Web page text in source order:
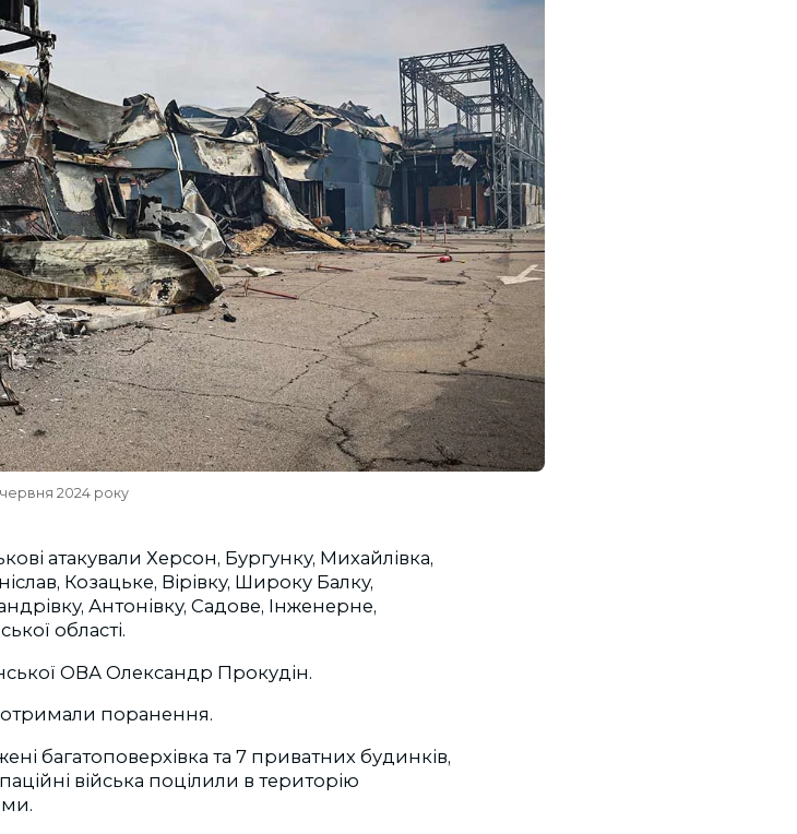
2024 року
атакували Херсон, Бургунку, Михайлівка,
Козацьке, Вірівку, Широку Балку,
Антонівку, Садове, Інженерне,
області.
ОВА Олександр Прокудін.
поранення.
багатоповерхівка та 7 приватних будинків,
війська поцілили в територію